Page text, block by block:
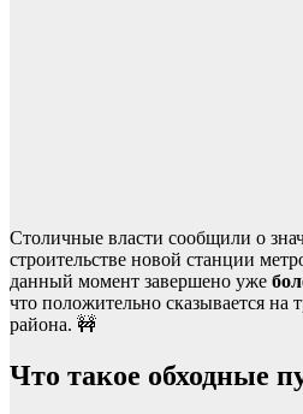
Столичные власти сообщили о
строительстве новой станции
данный момент завершено уже
что положительно сказывается на
района. 🚧
Что такое обходные